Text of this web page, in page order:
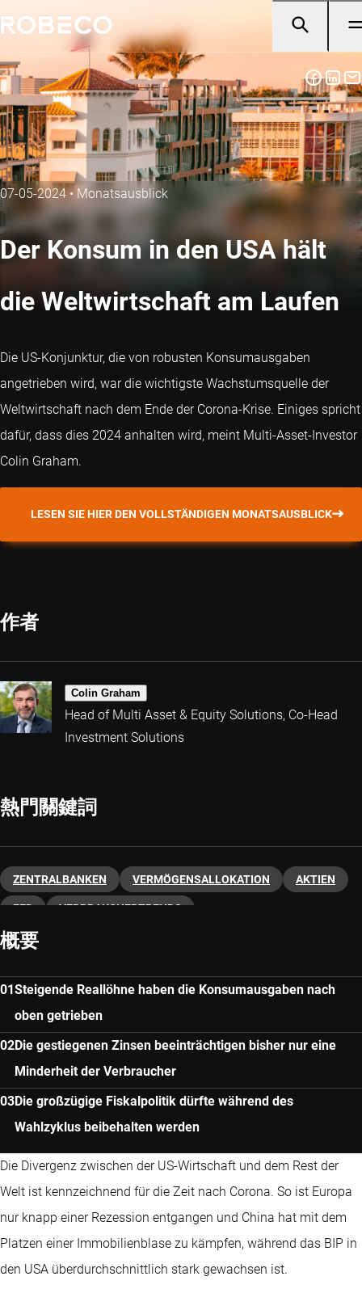
07-05-2024• Monatsausblick
Der Konsum in den USA hält
die Weltwirtschaft am Laufen
Die US-Konjunktur, die von robusten Konsumausgaben
angetrieben wird, war die wichtigste Wachstumsquelle der
Weltwirtschaft nach dem Ende der Corona-Krise. Einiges spricht
dafür, dass dies 2024 anhalten wird, meint Multi-Asset-Investor
Colin Graham.
LESEN SIE HIER DEN VOLLSTÄNDIGEN MONATSAUSBLICK
作者
Colin Graham
Head of Multi Asset & Equity Solutions, Co-Head
Investment Solutions
熱門關鍵詞
ZENTRALBANKEN VERMÖGENSALLOKATION AKTIEN
FED VERBRAUCHERTRENDS
概要
Steigende Reallöhne haben die Konsumausgaben nach
oben getrieben
Die gestiegenen Zinsen beeinträchtigen bisher nur eine
Minderheit der Verbraucher
Die großzügige Fiskalpolitik dürfte während des
Wahlzyklus beibehalten werden
Die Divergenz zwischen der US-Wirtschaft und dem Rest der
Welt ist kennzeichnend für die Zeit nach Corona. So ist Europa
nur knapp einer Rezession entgangen und China hat mit dem
Platzen einer Immobilienblase zu kämpfen, während das BIP in
den USA überdurchschnittlich stark gewachsen ist.